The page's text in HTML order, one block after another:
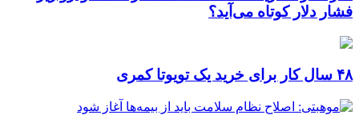
فشار دلار کوتاه می‌آید؟
۴۸ سال کار برای خرید یک تویوتا کمری